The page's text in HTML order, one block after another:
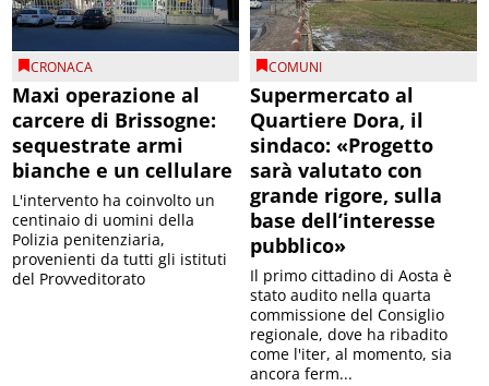
CRONACA
Maxi operazione al
carcere di Brissogne:
sequestrate armi
bianche e un cellulare
L'intervento ha coinvolto un
centinaio di uomini della
Polizia penitenziaria,
provenienti da tutti gli istituti
del Provveditorato
COMUNI
Supermercato al
Quartiere Dora, il
sindaco: «Progetto
sarà valutato con
grande rigore, sulla
base dell’interesse
pubblico»
Il primo cittadino di Aosta è
stato audito nella quarta
commissione del Consiglio
regionale, dove ha ribadito
come l'iter, al momento, sia
ancora ferm...